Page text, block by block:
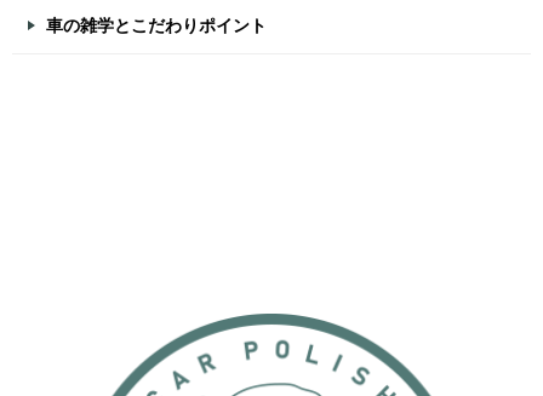
車の雑学とこだわりポイント